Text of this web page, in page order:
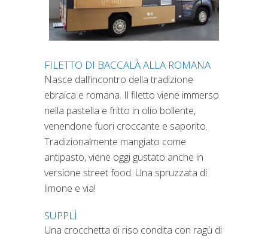
FILETTO DI BACCALÀ ALLA ROMANA
Nasce dall’incontro della tradizione
ebraica e romana. Il filetto viene immerso
nella pastella e fritto in olio bollente,
venendone fuori croccante e saporito.
Tradizionalmente mangiato come
antipasto, viene oggi gustato anche in
versione street food. Una spruzzata di
limone e via!
SUPPLÌ
Una crocchetta di riso condita con ragù di